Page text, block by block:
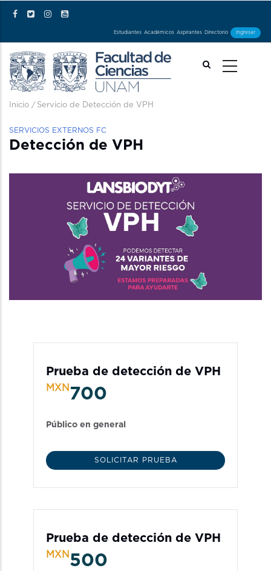
Ingresar
Directorio
Aspirantes
Académicos
Estudiantes
Ruta de navegación
Inicio / Servicio de Detección de VPH
SERVICIOS EXTERNOS FC
Detección de VPH
Prueba de detección de VPH
MXN 700
Público en general
SOLICITAR PRUEBA
Prueba de detección de VPH
MXN 500